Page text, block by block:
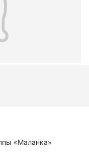
«Маланка»